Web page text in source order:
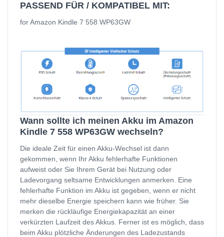
PASSEND FÜR / KOMPATIBEL MIT:
for Amazon Kindle 7 558 WP63GW
Wann sollte ich meinen Akku im Amazon
Kindle 7 558 WP63GW wechseln?
Die ideale Zeit für einen Akku-Wechsel ist dann
gekommen, wenn Ihr Akku fehlerhafte Funktionen
aufweist oder Sie Ihrem Gerät bei Nutzung oder
Ladevorgang seltsame Entwicklungen anmerken. Eine
fehlerhafte Funktion im Akku ist gegeben, wenn er nicht
mehr dieselbe Energie speichern kann wie früher. Sie
merken die rückläufige Energiekapazität an einer
verkürzten Laufzeit des Akkus. Ferner ist es möglich, dass
beim Akku plötzliche Änderungen des Ladezustands